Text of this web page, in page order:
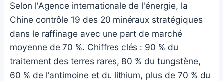
Selon l'Agence internationale de l'énergie, la
Chine contrôle 19 des 20 minéraux stratégiques
dans le raffinage avec une part de marché
moyenne de 70 %. Chiffres clés : 90 % du
traitement des terres rares, 80 % du tungstène,
60 % de l'antimoine et du lithium, plus de 70 % du